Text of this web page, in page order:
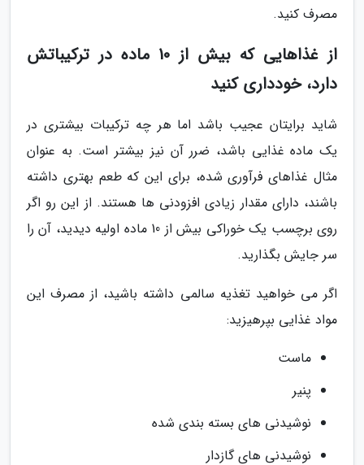
مصرف کنید.
از غذاهایی که بیش از 10 ماده در ترکیباتش
دارد، خودداری کنید
شاید برایتان عجیب باشد اما هر چه ترکیبات بیشتری در
یک ماده غذایی باشد، ضرر آن نیز بیشتر است. به عنوان
مثال غذاهای فرآوری شده، برای این که طعم بهتری داشته
باشند، دارای مقدار زیادی افزودنی ها هستند. از این رو اگر
روی برچسب یک خوراکی بیش از 10 ماده اولیه دیدید، آن را
سر جایش بگذارید.
اگر می خواهید تغذیه سالمی داشته باشید، از مصرف این
مواد غذایی بپرهیزید:
ماست
پنیر
نوشیدنی های بسته بندی شده
نوشیدنی های گازدار